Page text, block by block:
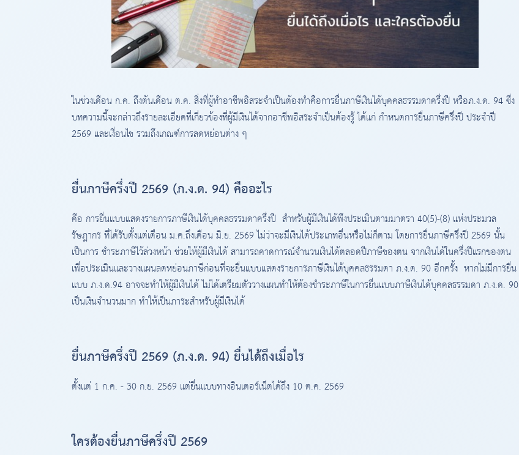
ในช่วงเดือน ก.ค. ถึงต้นเดือน ต.ค. สิ่งที่ผู้ทำอาชีพอิสระจำเป็นต้องทำคือการยื่นภาษีเงินได้บุคคลธรรมดาครึ่งปี หรือภ.ง.ด. 94 ซึ่ง
บทความนี้จะกล่าวถึงรายละเอียดที่เกี่ยวข้องที่ผู้มีเงินได้จากอาชีพอิสระจำเป็นต้องรู้ ได้แก่ กำหนดการยื่นภาษีครึ่งปี ประจำปี
2569 และเงื่อนไข รวมถึงเกณฑ์การลดหย่อนต่าง ๆ
ยื่นภาษีครึ่งปี 2569 (ภ.ง.ด. 94) คืออะไร
คือ การยื่นแบบแสดงรายการภาษีเงินได้บุคคลธรรมดาครึ่งปี สำหรับผู้มีเงินได้พึงประเมินตามมาตรา 40(5)-(8) แห่งประมวล
รัษฎากร ที่ได้รับตั้งแต่เดือน ม.ค.ถึงเดือน มิ.ย. 2569 ไม่ว่าจะมีเงินได้ประเภทอื่นหรือไม่ก็ตาม โดยการยื่นภาษีครึ่งปี 2569 นั้น
เป็นการ ชำระภาษีไว้ล่วงหน้า ช่วยให้ผู้มีเงินได้ สามารถคาดการณ์จำนวนเงินได้ตลอดปีภาษีของตน จากเงินได้ในครึ่งปีแรกของตน
เพื่อประเมินและวางแผนลดหย่อนภาษีก่อนที่จะยื่นแบบแสดงรายการภาษีเงินได้บุคคลธรรมดา ภ.ง.ด. 90 อีกครั้ง หากไม่มีการยื่น
แบบ ภ.ง.ด.94 อาจจะทำให้ผู้มีเงินได้ ไม่ได้เตรียมตัววางแผนทำให้ต้องชำระภาษีในการยื่นแบบภาษีเงินได้บุคคลธรรมดา ภ.ง.ด. 90
เป็นเงินจำนวนมาก ทำให้เป็นภาระสำหรับผู้มีเงินได้
ยื่นภาษีครึ่งปี 2569 (ภ.ง.ด. 94) ยื่นได้ถึงเมื่อไร
ตั้งแต่ 1 ก.ค. - 30 ก.ย. 2569 แต่ยื่นแบบทางอินเตอร์เน็ตได้ถึง 10 ต.ค. 2569
ใครต้องยื่นภาษีครึ่งปี 2569